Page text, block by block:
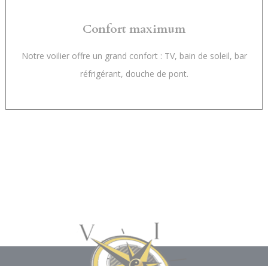
Confort maximum
Notre voilier offre un grand confort : TV, bain de soleil, bar
réfrigérant, douche de pont.